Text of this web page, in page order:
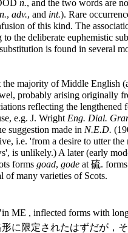
n., and the two words are
n., adv., and int.). Rare
of this kind. The
to the deliberate euphemistic
is found in several
the majority of Middle English
probably arising originally
reflecting the lengthened
e.g. J. Wright Eng. Dial.
suggestion made in N.E.D.
i.e. 'from a desire to utter
is unlikely.) A later (early
forms goad, gode at 硫.
of many varieties of Scots.
ME , inflected forms with
に限定されたはずだが，